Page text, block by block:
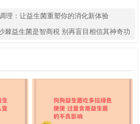
理：让益生菌重塑你的消化新体验
棘益生菌是智商税 别再盲目相信其神奇功